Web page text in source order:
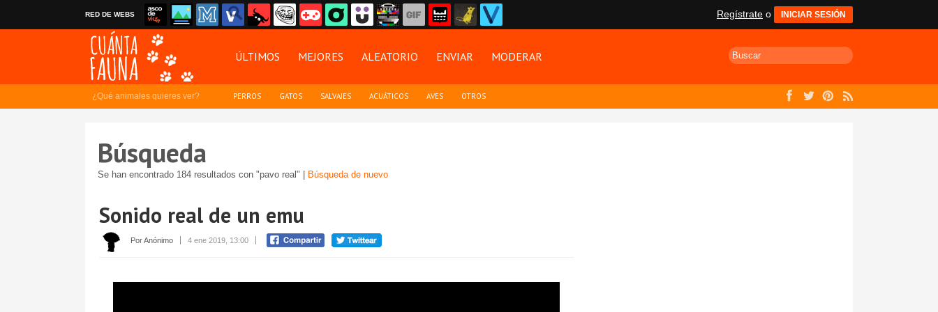
RED DE WEBS Regístrate o INICIAR SESIÓN
ÚLTIMOS MEJORES ALEATORIO ENVIAR MODERAR
¿Qué animales quieres ver? PERROS GATOS SALVAJES ACUÁTICOS AVES OTROS
Búsqueda
Se han encontrado 184 resultados con "pavo real" | Búsqueda de nuevo
Sonido real de un emu
Por Anónimo 4 ene 2019, 13:00